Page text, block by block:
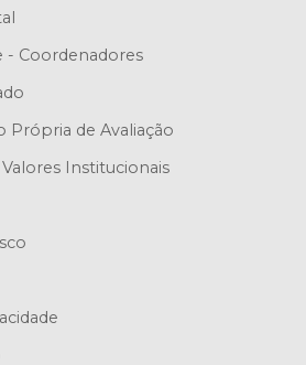
Coordenadores
Própria de Avaliação
Valores Institucionais